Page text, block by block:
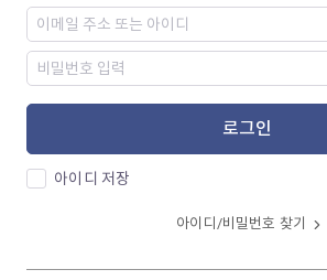
로그인
아이디 저장
아이디/비밀번호 찾기